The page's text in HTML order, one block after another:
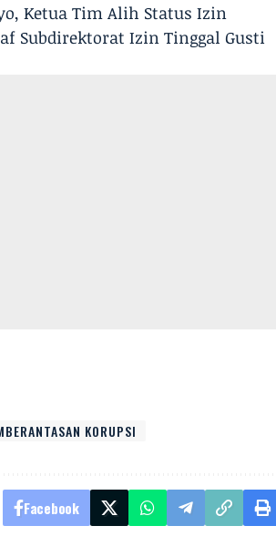
Ketua Tim Alih Status Izin
Subdirektorat Izin Tinggal Gusti
KORUPSI
Facebook